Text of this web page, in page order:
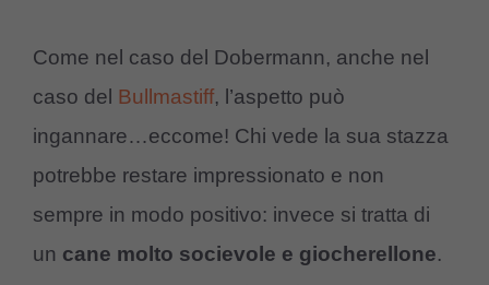
Come nel caso del Dobermann, anche nel
caso del Bullmastiff, l’aspetto può
ingannare…eccome! Chi vede la sua stazza
potrebbe restare impressionato e non
sempre in modo positivo: invece si tratta di
un cane molto socievole e giocherellone.